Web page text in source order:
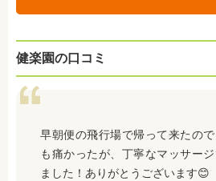
健楽園の口コミ
早朝便の飛行場で帰って来たの
も痛かったが、丁寧なマッサー
ました！ありがとうございます😊